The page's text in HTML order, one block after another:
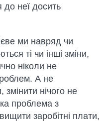
до неї досить
ми навряд чи
ті чи інші зміни,
ніколи не
А не
нічого не
проблема з
заробітні плати,